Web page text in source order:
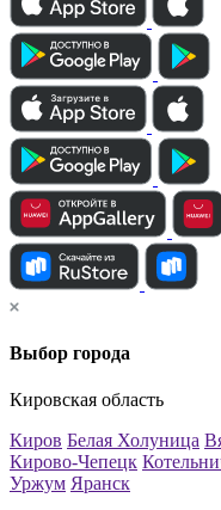
Выбор города
Кировская область
Киров Белая Холуница
Кирово-Чепецк
Уржум Яранск